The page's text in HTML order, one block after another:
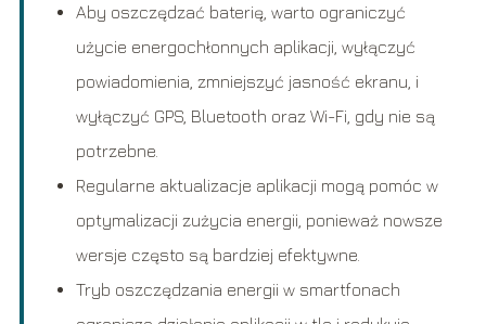
Aby oszczędzać baterię, warto ograniczyć
użycie energochłonnych aplikacji, wyłączyć
powiadomienia, zmniejszyć jasność ekranu, i
wyłączyć GPS, Bluetooth oraz Wi-Fi, gdy nie są
potrzebne.
Regularne aktualizacje aplikacji mogą pomóc w
optymalizacji zużycia energii, ponieważ nowsze
wersje często są bardziej efektywne.
Tryb oszczędzania energii w smartfonach